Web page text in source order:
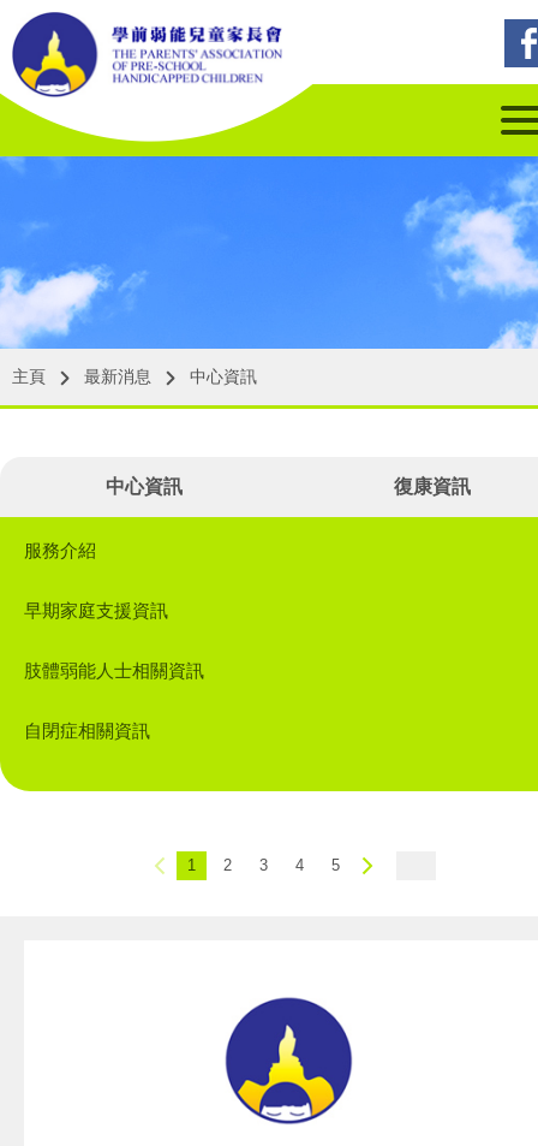
主頁 最新消息 中心資訊
中心資訊 復康資訊
服務介紹
早期家庭支援資訊
肢體弱能人士相關資訊
自閉症相關資訊
1 2 3 4 5